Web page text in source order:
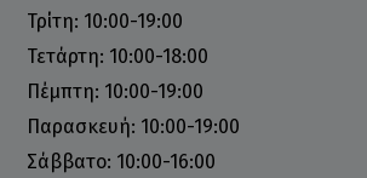
Τρίτη: 10:00-19:00
Τετάρτη: 10:00-18:00
Πέμπτη: 10:00-19:00
Παρασκευή: 10:00-19:00
Σάββατο: 10:00-16:00